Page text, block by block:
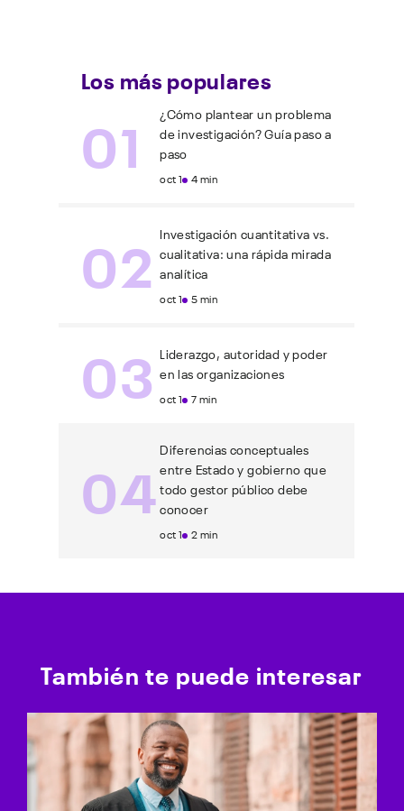
Los más populares
01
¿Cómo plantear un problema
de investigación? Guía paso a
paso
oct 1 4 min
02
Investigación cuantitativa vs.
cualitativa: una rápida mirada
analítica
oct 1 5 min
03 Liderazgo, autoridad y poder
en las organizaciones
oct 1 7 min
04
Diferencias conceptuales
entre Estado y gobierno que
todo gestor público debe
conocer
oct 1 2 min
También te puede interesar